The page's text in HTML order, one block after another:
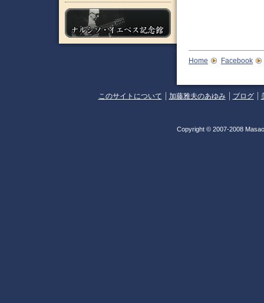
Home Facebook
このサイトについて 加藤雅夫のあゆみ ブログ
Copyright © 2007-2008